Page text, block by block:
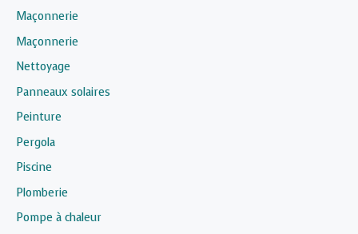
Maçonnerie
Maçonnerie
Nettoyage
Panneaux solaires
Peinture
Pergola
Piscine
Plomberie
Pompe à chaleur